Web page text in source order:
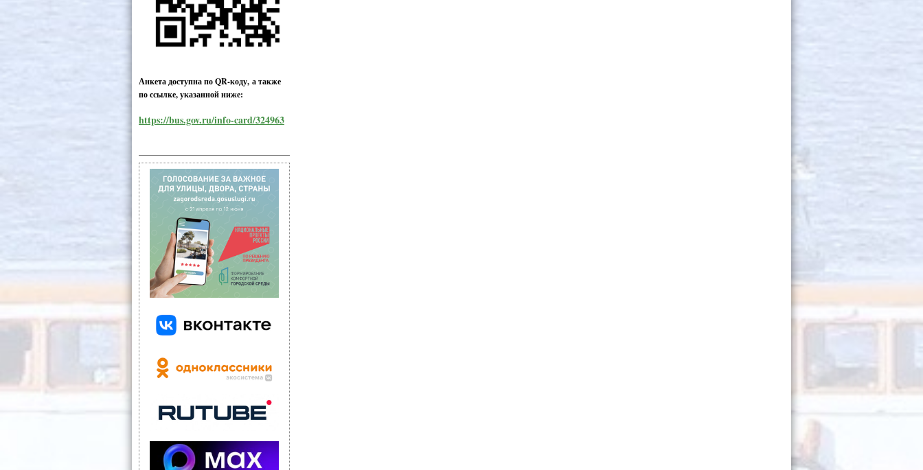
Анкета доступна по QR-коду, а также
по ссылке, указанной ниже:
https://bus.gov.ru/info-card/324963